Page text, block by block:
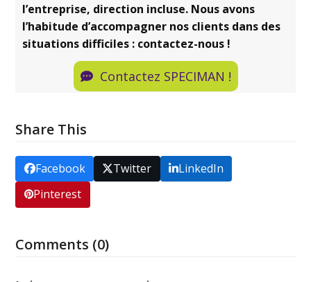
l’entreprise, direction incluse. Nous avons
l’habitude d’accompagner nos clients dans des
situations difficiles : contactez-nous !
Contactez SPECIMAN !
Share This
Facebook Twitter
LinkedIn
Pinterest
Comments (0)